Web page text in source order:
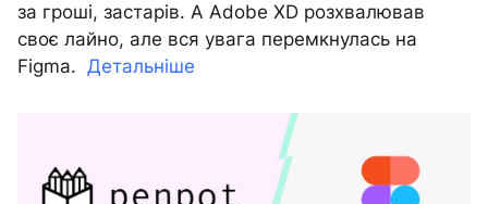
за гроші, застарів. А Adobe XD розхвалював
своє лайно, але вся увага перемкнулась на
Figma. Детальніше